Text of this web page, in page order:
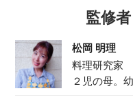
監修
松岡 明理
料理研究家
２児の母。